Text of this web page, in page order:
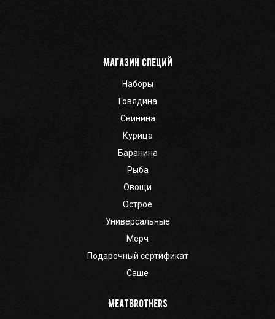
Магазин специй
Наборы
Говядина
Свинина
Курица
Баранина
Рыба
Овощи
Острое
Универсальные
Мерч
Подарочный сертификат
Саше
Meatbrothers